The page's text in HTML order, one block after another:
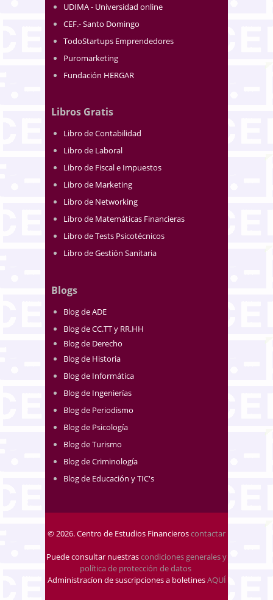
UDIMA - Universidad online
CEF.- Santo Domingo
TodoStartups Emprendedores
Puromarketing
Fundación HERGAR
Libros Gratis
Libro de Contabilidad
Libro de Laboral
Libro de Fiscal e Impuestos
Libro de Marketing
Libro de Networking
Libro de Matemáticas Financieras
Libro de Tests Psicotécnicos
Libro de Gestión Sanitaria
Blogs
Blog de ADE
Blog de CC.TT y RR.HH
Blog de Derecho
Blog de Historia
Blog de Informática
Blog de Ingenierías
Blog de Periodismo
Blog de Psicología
Blog de Turismo
Blog de Criminología
Blog de Educación y TIC's
© 2026. Centro de Estudios Financieroscontactar
Puede consultar nuestrascondiciones generales y
política de protección de datos
Administracíon de suscripciones a boletinesAQUÍ